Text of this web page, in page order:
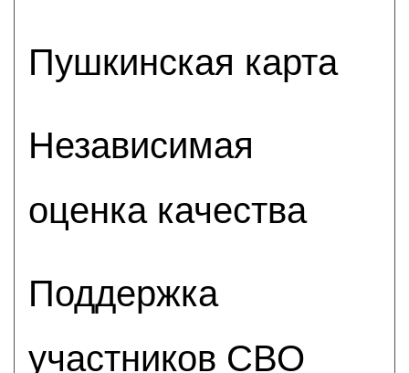
Пушкинская карта
Независимая
оценка качества
Поддержка
участников СВО